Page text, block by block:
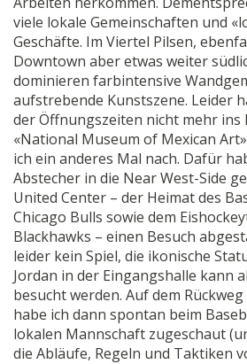
viele lokale Gemeinschaften und
Geschäfte. Im Viertel Pilsen,
Downtown aber etwas weiter
dominieren farbintensive
aufstrebende Kunstszene. Leider
der Öffnungszeiten nicht mehr ins
«National Museum of Mexican
ich ein anderes Mal nach. Dafür
Abstecher in die Near West-Side
United Center – der Heimat des
Chicago Bulls sowie dem
Blackhawks – einen Besuch
leider kein Spiel, die ikonische
Jordan in der Eingangshalle kann
besucht werden. Auf dem
habe ich dann spontan beim
lokalen Mannschaft zugeschaut
die Abläufe, Regeln und Taktiken